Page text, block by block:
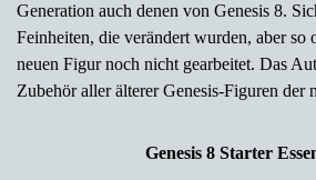
Generation auch denen von Genesis 8.
Feinheiten, die verändert wurden, aber so
neuen Figur noch nicht gearbeitet. Das
Zubehör aller älterer Genesis-Figuren der
Genesis 8 Starter